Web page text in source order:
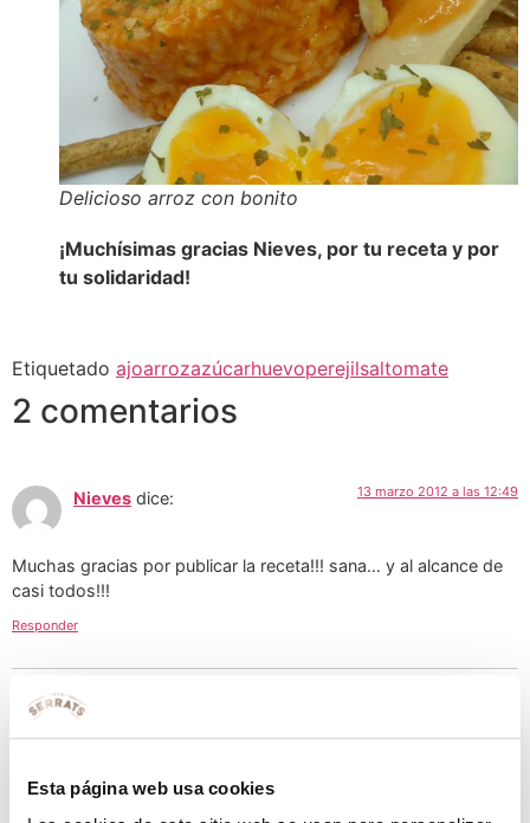
Esta página web usa cookies
Delicioso arroz con bonito
¡Muchísimas gracias Nieves, por tu receta y por
tu solidaridad!
Etiquetado ajoarrozazúcarhuevoperejilsaltomate
2 comentarios
Nieves dice: 13 marzo 2012 a las 12:49
Muchas gracias por publicar la receta!!! sana… y al alcance de
casi todos!!!
Responder
Muchas gracias a ti Nieves. Además nos has dado la